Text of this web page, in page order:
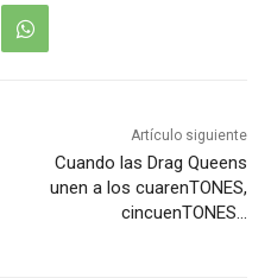
Artículo siguiente
Cuando las Drag Queens
unen a los cuarenTONES,
cincuenTONES…